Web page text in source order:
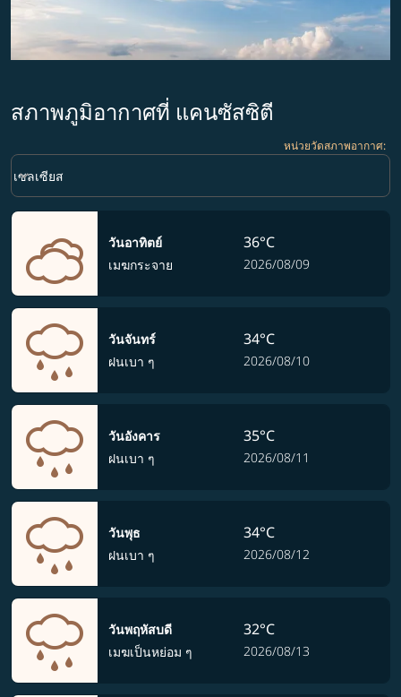
สภาพภูมิอากาศที่ แคนซัสซิตี
หน่วยวัดสภาพอากาศ:
Weather unit option เซลเซียส Selected
เซลเซียส
keyboard_arrow_down
วันอาทิตย์
เมฆกระจาย
36°C
2026/08/09
วันจันทร์
ฝนเบา ๆ
34°C
2026/08/10
วันอังคาร
ฝนเบา ๆ
35°C
2026/08/11
วันพุธ
ฝนเบา ๆ
34°C
2026/08/12
วันพฤหัสบดี
เมฆเป็นหย่อม ๆ
32°C
2026/08/13